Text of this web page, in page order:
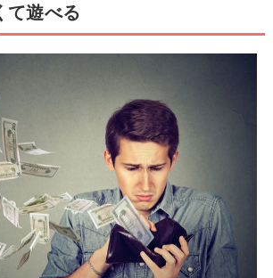
て遊べる